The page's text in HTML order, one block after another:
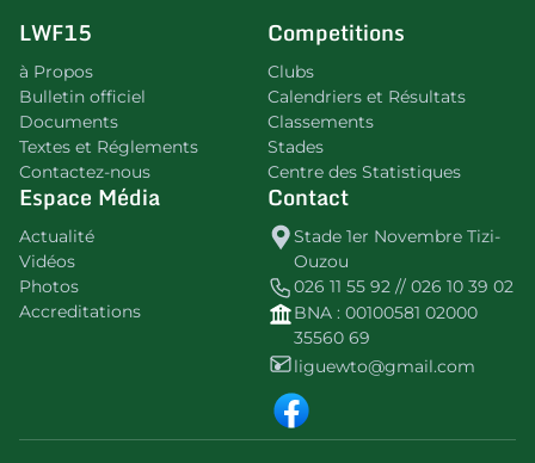
LWF15
à Propos
Bulletin officiel
Documents
Textes et Réglements
Contactez-nous
Competitions
Clubs
Calendriers et Résultats
Classements
Stades
Centre des Statistiques
Espace Média
Actualité
Vidéos
Photos
Accreditations
Contact
Stade 1er Novembre Tizi-
Ouzou
026 11 55 92 // 026 10 39 02
BNA : 00100581 02000
35560 69
liguewto@gmail.com